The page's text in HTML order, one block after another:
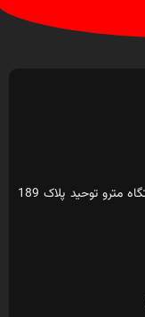
تهــران خیـابـان آزادی مابین چهارراه نواب و ایستگاه مترو توحید پلاک 189